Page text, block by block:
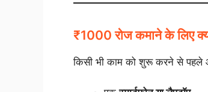
₹1000 रोज कमाने के लिए
किसी भी काम को शुरू करने से पहले